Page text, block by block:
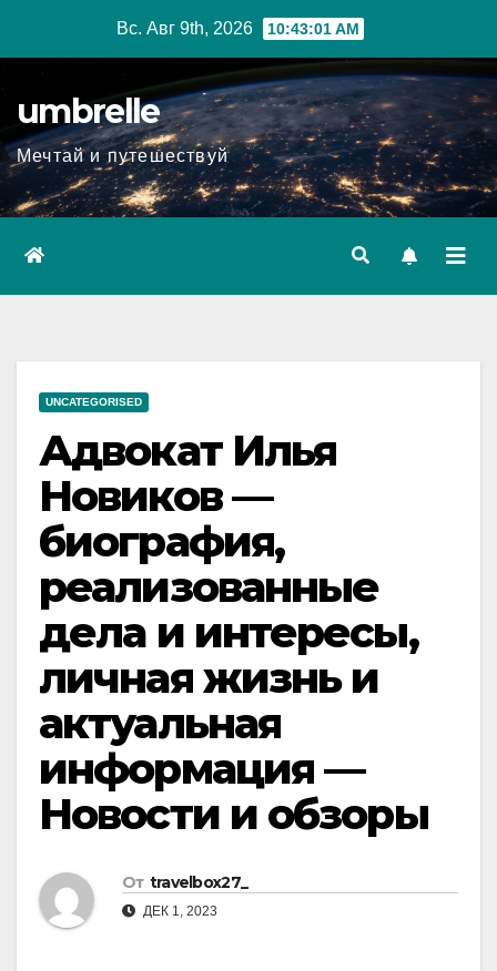
Вс. Авг 9th, 2026 10:43:02 AM
umbrelle
Мечтай и путешествуй
UNCATEGORISED
Адвокат Илья
Новиков —
биография,
реализованные
дела и интересы,
личная жизнь и
актуальная
информация —
Новости и обзоры
От travelbox27_
ДЕК 1, 2023